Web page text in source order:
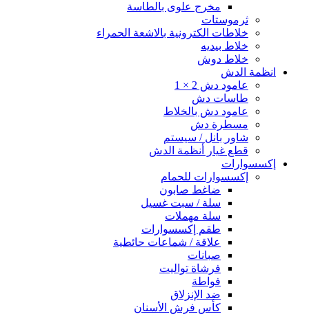
مخرج علوى بالطاسة
ثرموستات
خلاطات الكترونية بالاشعة الحمراء
خلاط بيديه
خلاط دوش
انظمة الدش
عامود دش 2 × 1
طاسات دش
عامود دش بالخلاط
مسطرة دش
شاور بانل / سيستم
قطع غيار أنظمة الدش
إكسسوارات
إكسسوارات للحمام
ضاغط صابون
سلة / سبت غسيل
سلة مهملات
طقم إكسسوارات
علاقة / شماعات حائطية
صبانات
فرشاة تواليت
فواطة
ضد الإنزلاق
كأس فرش الأسنان